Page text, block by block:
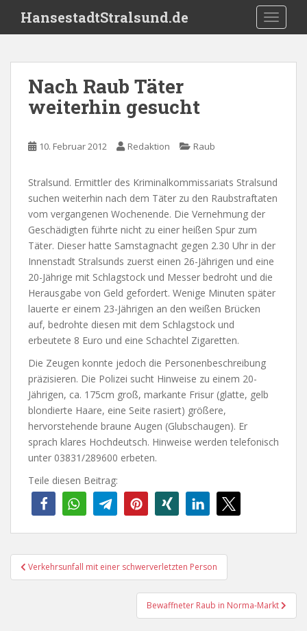
i
HansestadtStralsund.de
Nach Raub Täter
weiterhin gesucht
10. Februar 2012 Redaktion Raub
Stralsund. Ermittler des Kriminalkommissariats Stralsund
suchen weiterhin nach dem Täter zu den Raubstraftaten
vom vergangenen Wochenende. Die Vernehmung der
Geschädigten führte nicht zu einer heißen Spur zum
Täter. Dieser hatte Samstagnacht gegen 2.30 Uhr in der
Innenstadt Stralsunds zuerst einen 26-Jährigen und eine
20-Jährige mit Schlagstock und Messer bedroht und die
Herausgabe von Geld gefordert. Wenige Minuten später
lauerte er einem 23-Jährigen an den weißen Brücken
auf, bedrohte diesen mit dem Schlagstock und
erbeutete 8 Euro und eine Schachtel Zigaretten.
Die Zeugen konnte jedoch die Personenbeschreibung
präzisieren. Die Polizei sucht Hinweise zu einem 20-
Jährigen, ca. 175cm groß, markante Frisur (glatte, gelb
blondierte Haare, eine Seite rasiert) größere,
hervorstehende braune Augen (Glubschaugen). Er
sprach klares Hochdeutsch. Hinweise werden telefonisch
unter 03831/289600 erbeten.
Teile diesen Beitrag:
Beitragsnavigation
Verkehrsunfall mit einer schwerverletzten Person
Bewaffneter Raub in Norma-Markt